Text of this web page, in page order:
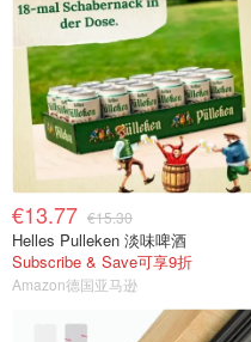
€13.77 €15.30
Helles Pulleken 淡味啤酒
Subscribe & Save可享9折
Amazon德国亚马逊